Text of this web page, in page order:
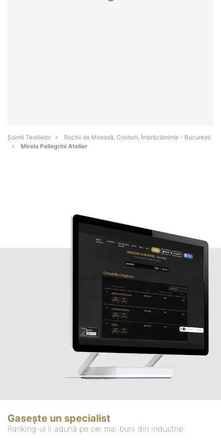
Șoimii Textilelor
Rochii de Mireasă, Croitorii, Îmbrăcăminte - Bucureşti
Mirela Pellegrini Atelier
Gasește un specialist
Ranking-ul îi adună pe cei mai buni din industrie